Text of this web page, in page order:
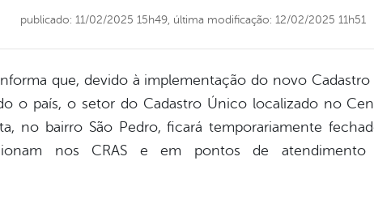
publicado: 11/02/2025 15h49, última modificação: 12/02/2025 11h51
que, devido à implementação do novo
o país, o setor do Cadastro Único localizado no
no bairro São Pedro, ficará temporariamente
nos CRAS e em pontos de atendimento